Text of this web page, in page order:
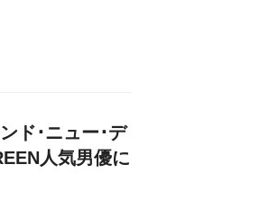
ド･ニュー･デ
人気男優に